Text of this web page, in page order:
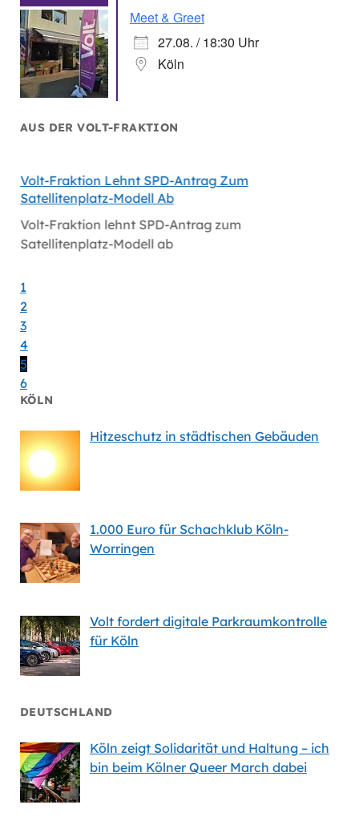
Meet & Greet
27.08. / 18:30 Uhr
Köln
AUS DER VOLT-FRAKTION
Volt-Fraktion Lehnt SPD-Antrag Zum
Satellitenplatz-Modell Ab
Volt-Fraktion lehnt SPD-Antrag zum
Satellitenplatz-Modell ab
1
2
3
4
5
6
KÖLN
Hitzeschutz in städtischen Gebäuden
1.000 Euro für Schachklub Köln-
Worringen
Volt fordert digitale Parkraumkontrolle
für Köln
DEUTSCHLAND
Köln zeigt Solidarität und Haltung – ich
bin beim Kölner Queer March dabei